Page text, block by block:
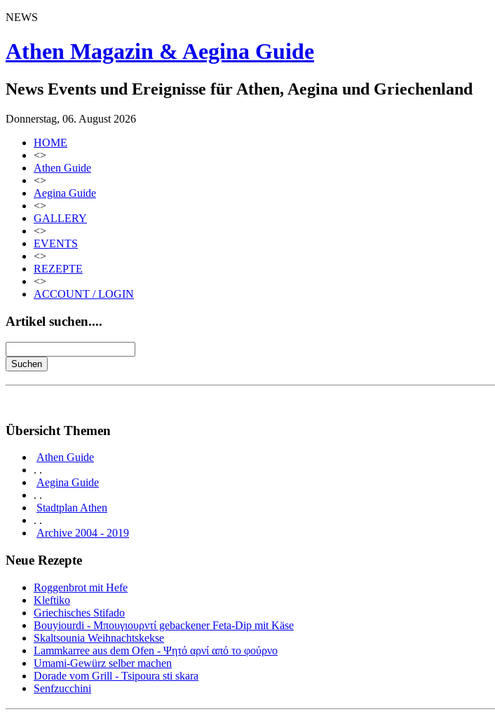
NEWS
Athen Magazin & Aegina Guide
News Events und Ereignisse für Athen, Aegina und Griechenland
Donnerstag, 06. August 2026
HOME
<>
Athen Guide
<>
Aegina Guide
<>
GALLERY
<>
EVENTS
<>
REZEPTE
<>
ACCOUNT / LOGIN
Artikel suchen....
Übersicht Themen
Athen Guide
. .
Aegina Guide
. .
Stadtplan Athen
. .
Archive 2004 - 2019
Neue Rezepte
Roggenbrot mit Hefe
Kleftiko
Griechisches Stifado
Bouyiourdi - Μπουγιουρντί gebackener Feta-Dip mit Käse
Skaltsounia Weihnachtskekse
Lammkarree aus dem Ofen - Ψητό αρνί από το φούρνο
Umami-Gewürz selber machen
Dorade vom Grill - Tsipoura sti skara
Senfzucchini